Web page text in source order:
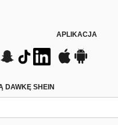
APLIKACJA
DAWKĘ SHEIN